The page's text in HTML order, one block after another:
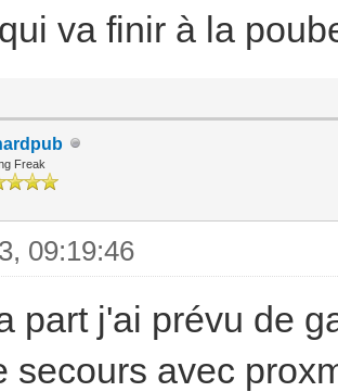
va finir à la
Freak
09:19:46
part j'ai prévu de
secours avec